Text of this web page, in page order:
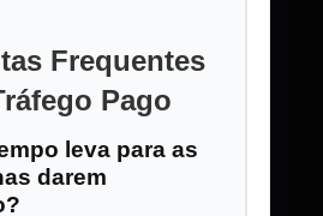
Frequentes
Pago
leva para as
darem